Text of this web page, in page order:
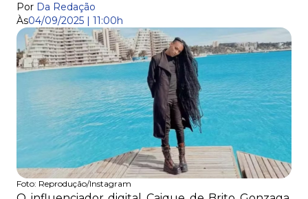
Por Da Redação
Às04/09/2025 | 11:00h
Foto: Reprodução/Instagram